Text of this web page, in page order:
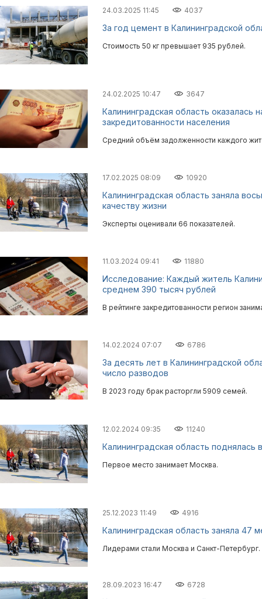
24.03.2025 11:45 4037
За год цемент в Калининградской
Стоимость 50 кг превышает 935 рублей.
24.02.2025 10:47 3647
Калининградская область оказалась
закредитованности населения
Средний объём задолженности каждого
17.02.2025 08:09 10920
Калининградская область заняла
качеству жизни
Эксперты оценивали 66 показателей.
11.03.2024 09:41 11880
Исследование: Каждый житель
среднем 390 тысяч рублей
В рейтинге закредитованности регион
14.02.2024 07:07 6786
За десять лет в Калининградской
число разводов
В 2023 году брак расторгли 5909 семей.
12.02.2024 09:35 11240
Калининградская область поднялась
Первое место занимает Москва.
25.12.2023 11:49 4916
Калининградская область заняла 47
Лидерами стали Москва и Санкт-Петербург.
28.09.2023 16:47 6728